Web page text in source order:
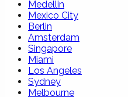
Medellin
Mexico City
Berlin
Amsterdam
Singapore
Miami
Los Angeles
Sydney
Melbourne